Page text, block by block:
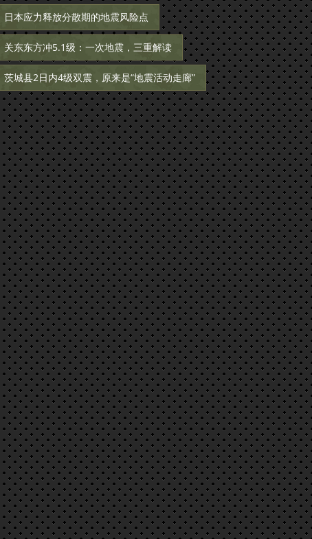
日本应力释放分散期的地震风险点
关东东方冲5.1级：一次地震，三重解读
茨城县2日内4级双震，原来是“地震活动走廊”